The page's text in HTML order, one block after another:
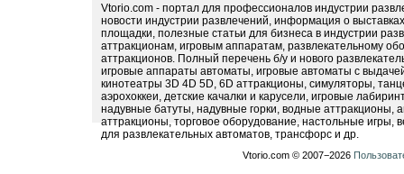
Vtorio.com - портал для профессионалов индустрии
новости индустрии развлечений, информация о
площадки, полезные статьи для бизнеса в индустрии
аттракционам, игровым аппаратам, развлекательному
аттракционов. Полный перечень б/у и нового
игровые аппараты автоматы, игровые автоматы с
кинотеатры 3D 4D 5D, 6D аттракционы, симуляторы,
аэрохоккеи, детские качалки и карусели, игровые
надувные батуты, надувные горки, водные
аттракционы, торговое оборудование, настольные игры,
для развлекательных автоматов, трансфорс и др.
Vtorio.com © 2007−2026